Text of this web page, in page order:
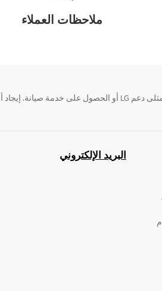
ملاحظات العملاء
البريد الإلكتروني